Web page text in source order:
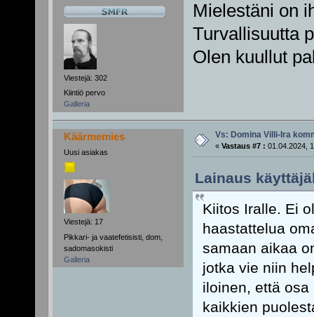
Viestejä: 302
Kiintiö pervo
Galleria
Mielestäni on
Turvallisuutta
Olen kuullut
Käärmemies
Uusi asiakas
Viestejä: 17
Pikkari- ja vaatefetisisti, dom,
sadomasokisti
Galleria
Vs: Domina Villi-Ira
« Vastaus #7 : 01.04.2024,
Lainaus
Kiitos Iralle. Ei
haastattelua
samaan aikaa
jotka vie niin
iloinen, että
kaikkien